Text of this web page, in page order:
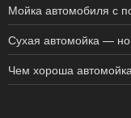
Мойка автомобиля с
Сухая автомойка —
Чем хороша